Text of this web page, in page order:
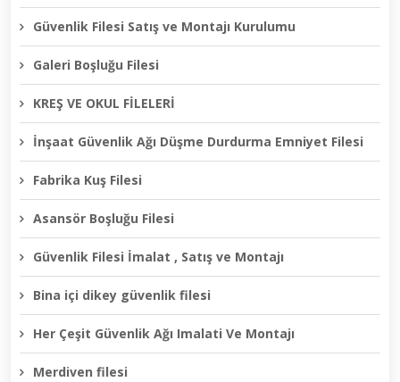
Güvenlik Filesi Satış ve Montajı Kurulumu
Galeri Boşluğu Filesi
KREŞ VE OKUL FİLELERİ
İnşaat Güvenlik Ağı Düşme Durdurma Emniyet Filesi
Fabrika Kuş Filesi
Asansör Boşluğu Filesi
Güvenlik Filesi İmalat , Satış ve Montajı
Bina içi dikey güvenlik filesi
Her Çeşit Güvenlik Ağı Imalati Ve Montajı
Merdiven filesi